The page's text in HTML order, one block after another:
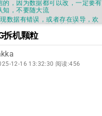
的，因为数据都可以改，一定要有
知，不要随大流
数据有错误，或者存在误导，欢
馈，Flashinfo尽量维护最正确的
据
APP更新技术规格和量产工具标
用更加丝滑，快点击下载吧
事不要乱下载量产工具，过分了
会暂停一段时间才能恢复
拆机颗粒
12-16 13:32:30 阅读:456